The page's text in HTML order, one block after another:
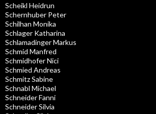
Scheikl Heidrun
Schernhuber Peter
Schilhan Monika
Schlager Katharina
Schlamadinger Markus
Schmid Manfred
Schmidhofer Nici
Schmied Andreas
Schmitz Sabine
Schnabl Michael
Schneider Fanni
Schneider Silvia